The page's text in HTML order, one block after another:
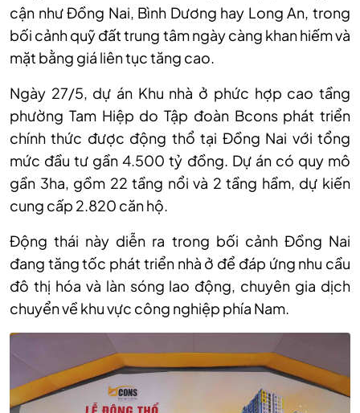
cận như Đồng Nai, Bình Dương hay Long An, trong
bối cảnh quỹ đất trung tâm ngày càng khan hiếm và
mặt bằng giá liên tục tăng cao.
Ngày 27/5, dự án Khu nhà ở phức hợp cao tầng
phường Tam Hiệp do Tập đoàn Bcons phát triển
chính thức được động thổ tại Đồng Nai với tổng
mức đầu tư gần 4.500 tỷ đồng. Dự án có quy mô
gần 3ha, gồm 22 tầng nổi và 2 tầng hầm, dự kiến
cung cấp 2.820 căn hộ.
Động thái này diễn ra trong bối cảnh Đồng Nai
đang tăng tốc phát triển nhà ở để đáp ứng nhu cầu
đô thị hóa và làn sóng lao động, chuyên gia dịch
chuyển về khu vực công nghiệp phía Nam.